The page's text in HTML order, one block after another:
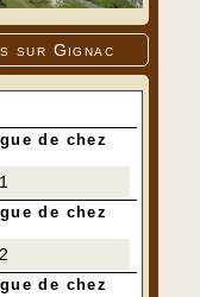
sur Gignac
de chez
de chez
de chez